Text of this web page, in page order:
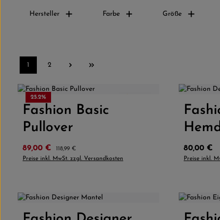
Hersteller Farbe Größe
1 2
25.2%
Produkt Anzahl: Gib den
Fashion Basic
Pullover
Verkaufspreis:
89,00 € Regulärer Preis:
118,99 €
Preise inkl. MwSt. zzgl. Versandkosten
Regulärer
80,00 €
Preise inkl.